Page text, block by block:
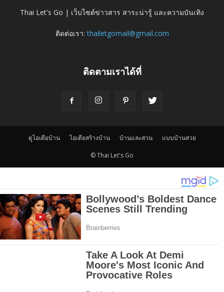
Thai Let's Go | เว็บไซต์ข่าวสาร สาระน่ารู้ และความบันเทิง
ติดต่อเรา:thailetgomail@gmail.com
ติดตามเราได้ที่
ดูไอเดียบ้าน ไอเดียสร้างบ้าน บ้านและสวน แบบบ้านสวย
© Thai Let's Go